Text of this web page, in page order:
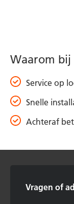
Waarom bij
Service op
Snelle
Achteraf
Vragen of